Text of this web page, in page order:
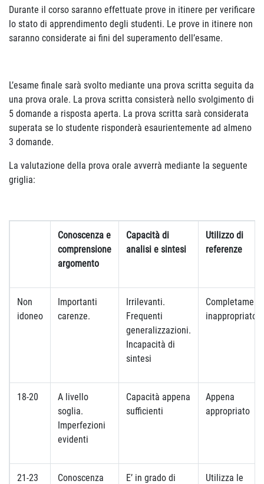
Durante il corso saranno effettuate prove in itinere per verificare
lo stato di apprendimento degli studenti. Le prove in itinere non
saranno considerate ai fini del superamento dell’esame.
L’esame finale sarà svolto mediante una prova scritta seguita da
una prova orale. La prova scritta consisterà nello svolgimento di
5 domande a risposta aperta. La prova scritta sarà considerata
superata se lo studente risponderà esaurientemente ad almeno
3 domande.
La valutazione della prova orale avverrà mediante la seguente
griglia:
Conoscenza e
comprensione
argomento
Capacità di
analisi e sintesi
Utilizzo di
referenze
Non
idoneo
Importanti
carenze.
Irrilevanti.
Frequenti
generalizzazioni.
Incapacità di
sintesi
inappropriato
18-20
A livello
soglia.
Imperfezioni
evidenti
Capacità appena
sufficienti
Appena
appropriato
21-23
Conoscenza
E’ in grado di
Utilizza le